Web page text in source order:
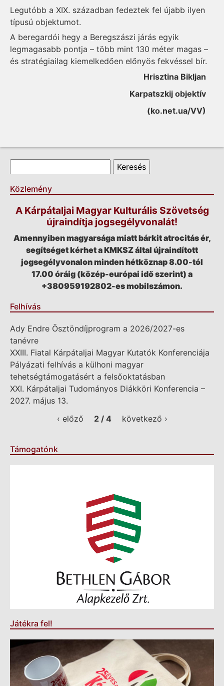
Legutóbb a XIX. században fedeztek fel újabb ilyen
típusú objektumot.
A beregardói hegy a Beregszászi járás egyik
legmagasabb pontja – több mint 130 méter magas –
és stratégiailag kiemelkedően előnyös fekvéssel bír.
Hrisztina Bikljan
Karpatszkij objektív
(ko.net.ua/VV)
Keresés űrlap
Keresés
Közlemény
A Kárpátaljai Magyar Kulturális Szövetség
újraindítja jogsegélyvonalát!
Amennyiben magyarsága miatt bárkit atrocitás ér,
segítséget kérhet a KMKSZ által újraindított
jogsegélyvonalon minden hétköznap 8.00-tól
17.00 óráig (közép-európai idő szerint) a
+380959192802-es mobilszámon.
Felhívás
Ady Endre Ösztöndíjprogram a 2026/2027-es
tanévre
XXIII. Fiatal Kárpátaljai Magyar Kutatók Konferenciája
Pályázati felhívás a külhoni magyar
tehetségtámogatásért a felsőoktatásban
XXI. Kárpátaljai Tudományos Diákköri Konferencia –
2027. május 13.
‹ előző
2 / 4 következő ›
Támogatónk
Játékra fel!